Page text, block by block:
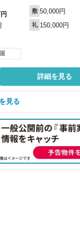
敷 50,000円
礼 150,000円
詳細を見る
見る